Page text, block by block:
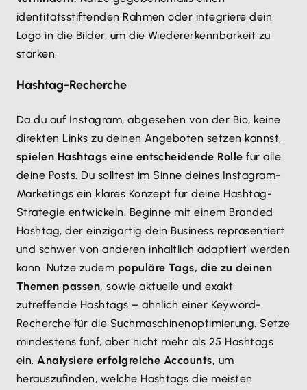
identitätsstiftenden Rahmen oder integriere dein
Logo in die Bilder, um die Wiedererkennbarkeit zu
stärken.
Hashtag-Recherche
Da du auf Instagram, abgesehen von der Bio, keine
direkten Links zu deinen Angeboten setzen kannst,
spielen Hashtags eine entscheidende Rolle für alle
deine Posts. Du solltest im Sinne deines Instagram-
Marketings ein klares Konzept für deine Hashtag-
Strategie entwickeln. Beginne mit einem Branded
Hashtag, der einzigartig dein Business repräsentiert
und schwer von anderen inhaltlich adaptiert werden
kann. Nutze zudem populäre Tags, die zu deinen
Themen passen, sowie aktuelle und exakt
zutreffende Hashtags – ähnlich einer Keyword-
Recherche für die Suchmaschinenoptimierung. Setze
mindestens fünf, aber nicht mehr als 25 Hashtags
ein.Analysiere erfolgreiche Accounts, um
herauszufinden, welche Hashtags die meisten